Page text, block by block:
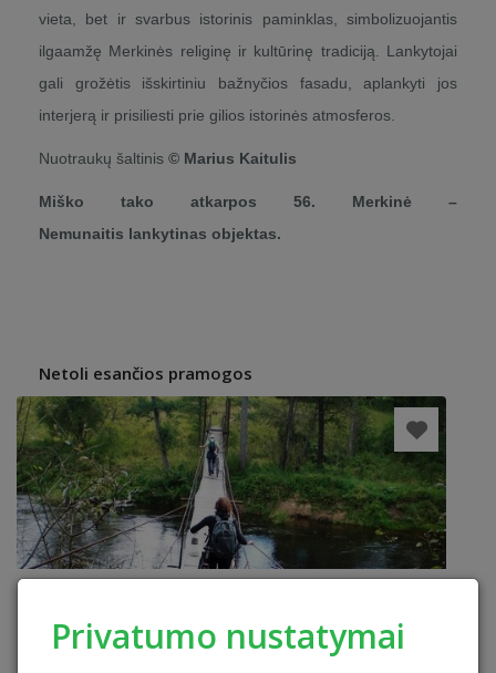
Privatumo nustatymai
vieta, bet ir svarbus istorinis paminklas, simbolizuojantis
ilgaamžę Merkinės religinę ir kultūrinę tradiciją. Lankytojai
gali grožėtis išskirtiniu bažnyčios fasadu, aplankyti jos
interjerą ir prisiliesti prie gilios istorinės atmosferos.
Nuotraukų šaltinis © Marius Kaitulis
Miško tako atkarpos 56. Merkinė –
Nemunaitis lankytinas objektas.
Netoli esančios pramogos